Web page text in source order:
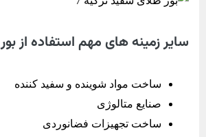
سایر زمینه های مهم استفاده از بور
ساخت مواد شوینده و سفید کننده
صنایع متالوژی
ساخت تجهیزات فضانوردی